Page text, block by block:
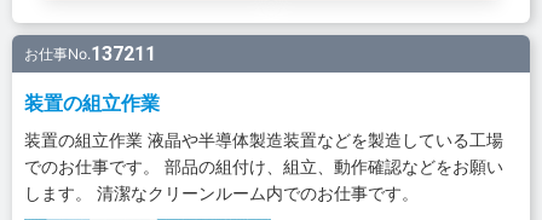
お仕事No.137211
装置の組立作業
装置の組立作業 液晶や半導体製造装置などを製造している工場
でのお仕事です。 部品の組付け、組立、動作確認などをお願い
します。 清潔なクリーンルーム内でのお仕事です。